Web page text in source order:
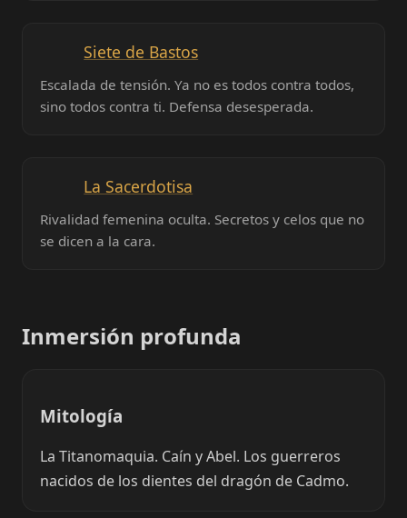
Siete de Bastos
Escalada de tensión. Ya no es todos contra todos,
sino todos contra ti. Defensa desesperada.
La Sacerdotisa
Rivalidad femenina oculta. Secretos y celos que no
se dicen a la cara.
Inmersión profunda
Mitología
La Titanomaquia. Caín y Abel. Los guerreros
nacidos de los dientes del dragón de Cadmo.